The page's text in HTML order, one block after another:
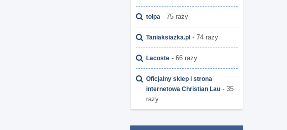
tołpa - 75 razy
Taniaksiazka.pl - 74 razy
Lacoste - 66 razy
Oficjalny sklep i strona
internetowa Christian Lau - 35
razy